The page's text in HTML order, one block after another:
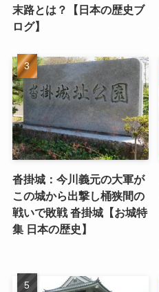
末路とは？【日本の歴史ブ
ログ】
沓掛城：今川義元の大軍が
この城から出撃し桶狭間の
戦いで敗戦 沓掛城【お城特
集 日本の歴史】